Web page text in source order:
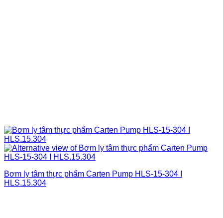
Bơm ly tâm thực phẩm Carten Pump HLS-15-304 I
HLS.15.304